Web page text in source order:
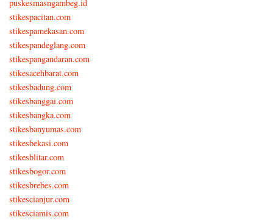
puskesmasngambeg.id
stikespacitan.com
stikespamekasan.com
stikespandeglang.com
stikespangandaran.com
stikesacehbarat.com
stikesbadung.com
stikesbanggai.com
stikesbangka.com
stikesbanyumas.com
stikesbekasi.com
stikesblitar.com
stikesbogor.com
stikesbrebes.com
stikescianjur.com
stikesciamis.com